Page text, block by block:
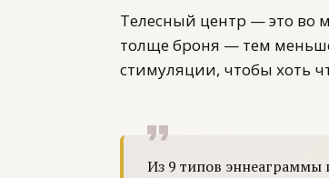
Телесный центр — это во
толще броня — тем
стимуляции, чтобы хоть
Из 9 типов